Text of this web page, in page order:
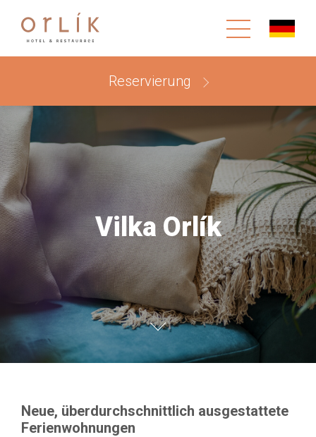
Reservierung
Vilka Orlík
Neue, überdurchschnittlich ausgestattete
Ferienwohnungen